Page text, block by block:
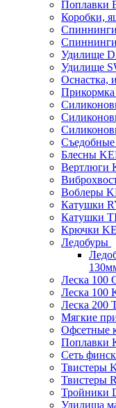
Поплавки
Коробки,
Удилище
Удилище
Оснастка,
Прикормка
Блесны
Вертлюги
Воблеры
Катушки
Катушки
Крючки
Ледобуры
Леска 100
Леска 100
Леска 200
Мягкие
Офсетные
Поплавки
Сеть
Твистеры
Твистеры
Тройники
Удилища